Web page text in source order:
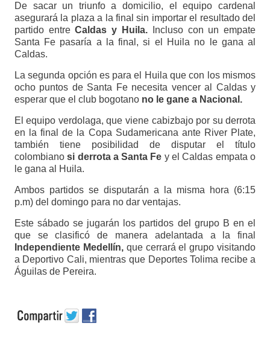
De sacar un triunfo a domicilio, el equipo cardenal
asegurará la plaza a la final sin importar el resultado del
partido entreCaldas y Huila.
Incluso con un empate
Santa Fe pasaría a la final, si el Huila no le gana al
Caldas.
La segunda opción es para el Huila que con los mismos
ocho puntos de Santa Fe necesita vencer al Caldas y
esperar que el club bogotanono le gane a Nacional.
El equipo verdolaga, que viene cabizbajo por su derrota
en la final de la Copa Sudamericana ante River Plate,
también tiene posibilidad de disputar el título
colombianosi derrota a Santa Fe y el Caldas empata o
le gana al Huila.
Ambos partidos se disputarán a la misma hora (6:15
p.m) del domingo para no dar ventajas.
Este sábado se jugarán los partidos del grupo B en el
que se clasificó de manera adelantada a la final
Independiente Medellín, que cerrará el grupo visitando
a Deportivo Cali, mientras que Deportes Tolima recibe a
Águilas de Pereira.